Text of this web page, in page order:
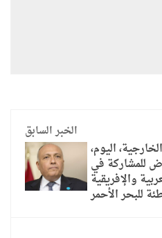
الخبر السابق
اليوم،
للمشاركة في
والإفريقية
للبحر الأحمر